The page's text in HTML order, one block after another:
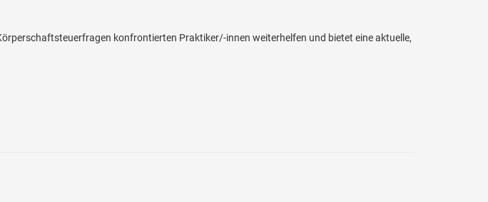
konfrontierten Praktiker/-innen weiterhelfen und bietet eine aktuelle,